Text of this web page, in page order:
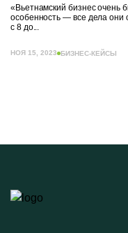
«Вьетнамский бизнес очень
особенность — все дела они
с 8 до...
НОЯ 15, 2023 БИЗНЕС-КЕЙСЫ